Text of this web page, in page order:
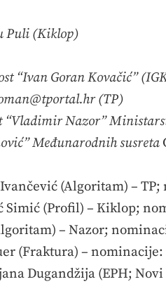
Puli (Kiklop)
“Ivan Goran Kovačić”
(TP)
“Vladimir Nazor”
Međunarodnih susreta
(Algoritam) –
Simić (Profil) – Kiklop;
– Nazor;
(Fraktura) – nominacije:
Dugandžija (EPH;